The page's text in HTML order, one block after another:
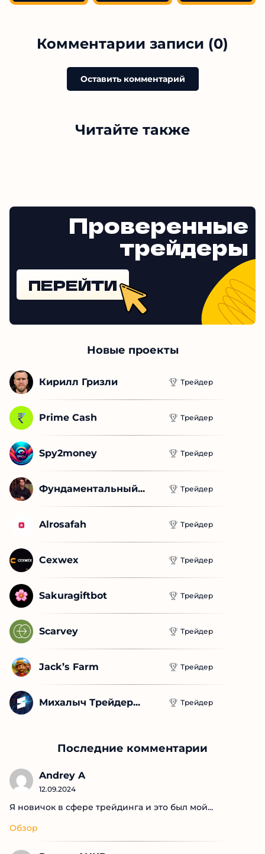
Комментарии записи (0)
Оставить комментарий
Читайте также
Проверенные
трейдеры
ПЕРЕЙТИ
Новые проекты
Кирилл Гризли Трейдер
Prime Cash Трейдер
Spy2money Трейдер
Фундаментальный... Трейдер
Alrosafah Трейдер
Cexwex Трейдер
Sakuragiftbot Трейдер
Scarvey Трейдер
Jack’s Farm Трейдер
Михалыч Трейдер... Трейдер
Последние комментарии
Andrey A
12.09.2024
Я новичок в сфере трейдинга и это был мой...
Обзор